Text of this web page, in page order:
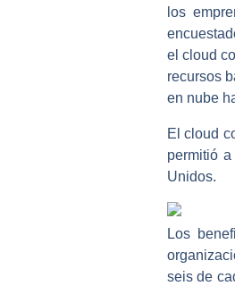
los
el cloud
recursos
en nube
El cloud
permitió
Unidos.
Los
seis de